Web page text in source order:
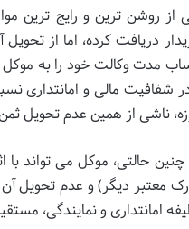
از روشن ترین و رایج ترین
مدت وکالت خود را به موکل
شفافیت مالی و امانتداری
ناشی از همین عدم تحویل
حالتی، موکل می تواند با
معتبر دیگر) و عدم تحویل آن
امانتداری و نمایندگی،